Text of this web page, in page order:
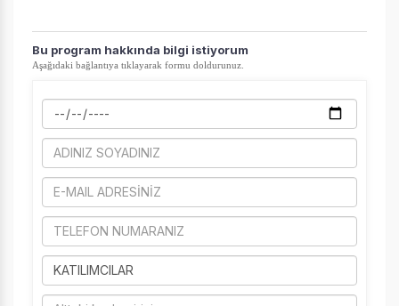
Size ve ilgi alanlarınıza uygun reklamlar göstermek için
kullanılır. Kapatırsanız reklamları görmeye devam
Tercihleri Kaydet
​Bu program hakkında bilgi istiyorum
Aşağıdaki bağlantıya tıklayarak formu doldurunuz.